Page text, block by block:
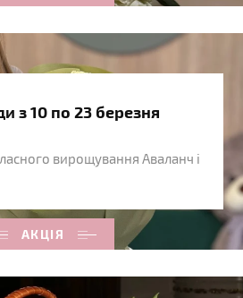
АКЦІЯ
з 10 по 23 березня
вирощування Аваланч і